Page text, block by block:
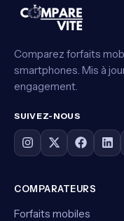
Comparez forfaits
smartphones. Mis à
engagement.
SUIVEZ-NOUS
COMPARATEURS
Forfaits mobiles